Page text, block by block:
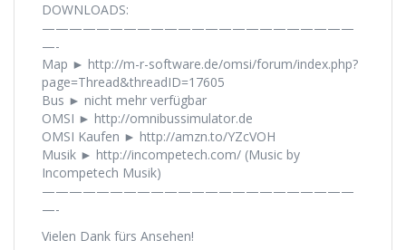
DOWNLOADS:
———————————————————————
—-
Map ► http://m-r-software.de/omsi/forum/index.php?
page=Thread&threadID=17605
Bus ► nicht mehr verfügbar
OMSI ► http://omnibussimulator.de
OMSI Kaufen ► http://amzn.to/YZcVOH
Musik ► http://incompetech.com/ (Music by
Incompetech Musik)
———————————————————————
—-
Vielen Dank fürs Ansehen!